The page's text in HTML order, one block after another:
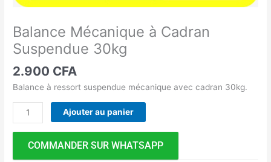
Balance Mécanique à Cadran
Suspendue 30kg
2.900 CFA
Balance à ressort suspendue mécanique avec cadran 30kg.
Ajouter au panier
COMMANDER SUR WHATSAPP